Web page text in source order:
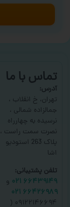
تماس با ما
آدرس:
تهران، خ انقلاب ،
جمالزاده شمالی ،
نرسیده به چهارراه
نصرت سمت راست ،
پلاک 263 استودیو
اشا
تلفن پشتیبانی:
۶۶۴۳۹۱۴۹ ۰۲۱
و
۶۶۴۲۶۹۸۹ ۰۲۱
۰۹۱۲۲۱۴۶۶۹۴ (